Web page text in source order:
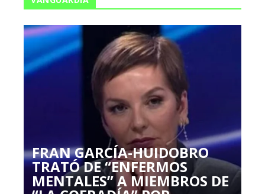
FRAN GARCÍA-HUIDOBRO
TRATÓ DE “ENFERMOS
MENTALES” A MIEMBROS DE